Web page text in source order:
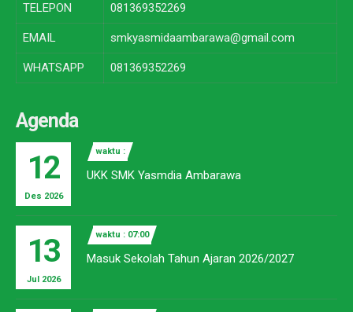
TELEPON 081369352269
EMAIL smkyasmidaambarawa@gmail.com
WHATSAPP 081369352269
Agenda
12
Des 2026
waktu :
UKK SMK Yasmdia Ambarawa
13
Jul 2026
waktu : 07:00
Masuk Sekolah Tahun Ajaran 2026/2027